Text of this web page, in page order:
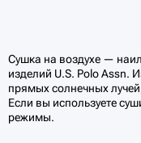
Сушка на воздухе —
изделий U.S. Polo Assn.
прямых солнечных
Если вы используете
режимы.